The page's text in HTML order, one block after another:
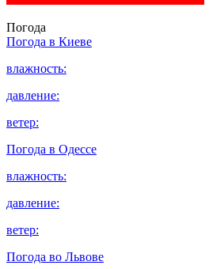
Погода
Погода в Киеве
влажность:
давление:
ветер:
Погода в Одессе
влажность:
давление:
ветер:
Погода во Львове